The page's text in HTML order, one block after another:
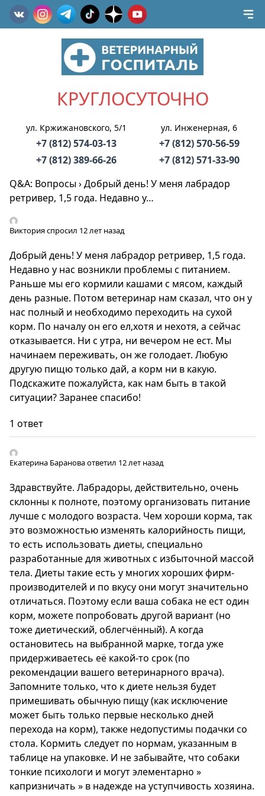
КРУГЛОСУТОЧНО
ул. Кржижановского, 5/1
+7 (812) 574-03-13
+7 (812) 389-66-26
ул. Инженерная, 6
+7 (812) 570-56-59
+7 (812) 571-33-90
Q&A: Вопросы›Добрый день! У меня лабрадор
ретривер, 1,5 года. Недавно у…
Викторияспросил 12 лет назад
Добрый день! У меня лабрадор ретривер, 1,5 года.
Недавно у нас возникли проблемы с питанием.
Раньше мы его кормили кашами с мясом, каждый
день разные. Потом ветеринар нам сказал, что он у
нас полный и необходимо переходить на сухой
корм. По началу он его ел,хотя и нехотя, а сейчас
отказывается. Ни с утра, ни вечером не ест. Мы
начинаем переживать, он же голодает. Любую
другую пищю только дай, а корм ни в какую.
Подскажите пожалуйста, как нам быть в такой
ситуации? Заранее спасибо!
1 ответ
Екатерина Барановаответил 12 лет назад
Здравствуйте. Лабрадоры, действительно, очень
склонны к полноте, поэтому организовать питание
лучше с молодого возраста. Чем хороши корма, так
это возможностью изменять калорийность пищи,
то есть использовать диеты, специально
разработанные для животных с избыточной массой
тела. Диеты такие есть у многих хороших фирм-
производителей и по вкусу они могут значительно
отличаться. Поэтому если ваша собака не ест один
корм, можете попробовать другой вариант (но
тоже диетический, облегчённый). А когда
остановитесь на выбранной марке, тогда уже
придерживаетесь её какой-то срок (по
рекомендации вашего ветеринарного врача).
Запомните только, что к диете нельзя будет
примешивать обычную пищу (как исключение
может быть только первые несколько дней
перехода на корм), также недопустимы подачки со
стола. Кормить следует по нормам, указанным в
таблице на упаковке. И не забывайте, что собаки
тонкие психологи и могут элементарно »
капризничать » в надежде на уступчивость хозяина.